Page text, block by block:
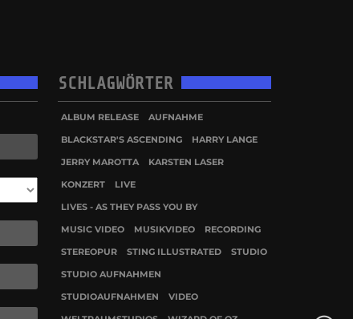
SCHLAGWÖRTER
ALBUM RELEASE
AUFNAHME
BLACKSTAR'S ASCENDING
HARRY LANGE
JERRY MAROTTA
KARSTEN LASER
KONZERT
LIVE
LIVES - AS THEY PASS YOU BY
MUSIC VIDEO
MUSIKVIDEO
RECORDING
STEREOPUR
STING ILLUSTRATED
STUDIO
STUDIO AUFNAHMEN
STUDIOAUFNAHMEN
VIDEO